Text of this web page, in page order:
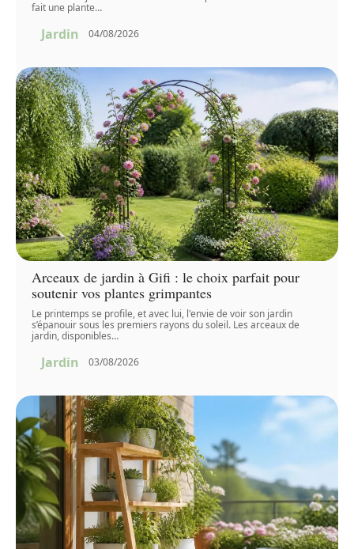
fait une plante…
Jardin 04/08/2026
Arceaux de jardin à Gifi : le choix parfait pour
soutenir vos plantes grimpantes
Le printemps se profile, et avec lui, l'envie de voir son jardin
s’épanouir sous les premiers rayons du soleil. Les arceaux de
jardin, disponibles…
Jardin 03/08/2026